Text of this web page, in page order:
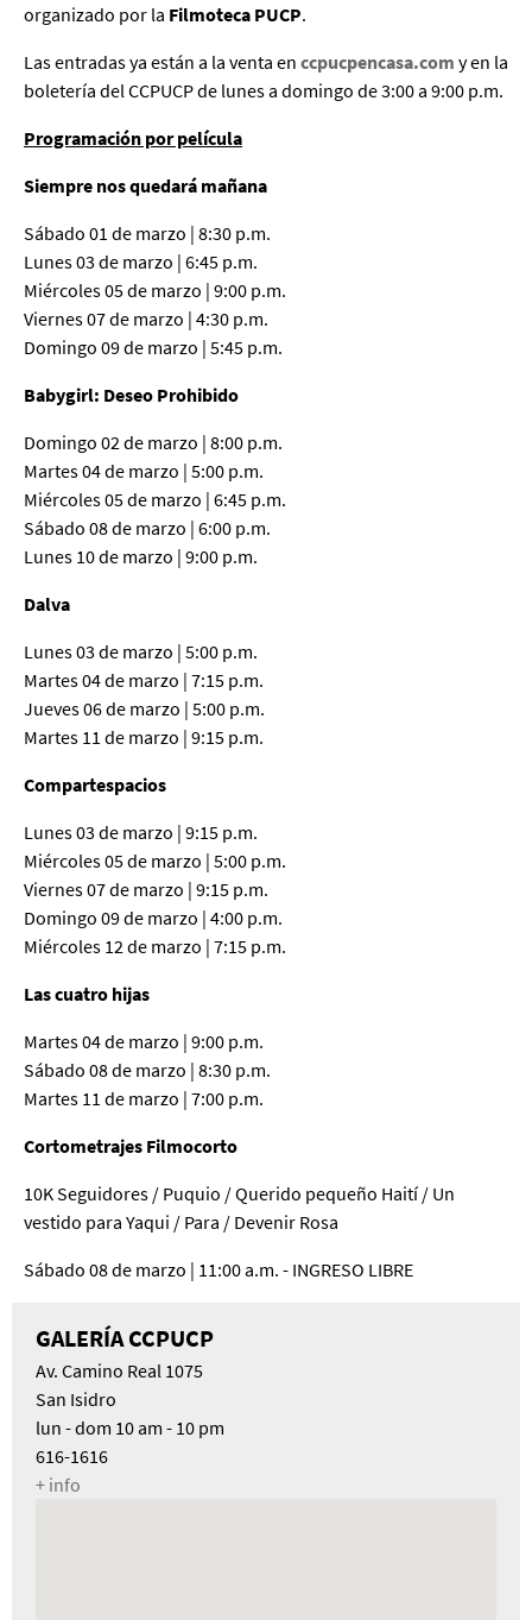
organizado por la Filmoteca PUCP.
Las entradas ya están a la venta en ccpucpencasa.com y en la
boletería del CCPUCP de lunes a domingo de 3:00 a 9:00 p.m.
Programación por película
Siempre nos quedará mañana
Sábado 01 de marzo | 8:30 p.m.
Lunes 03 de marzo | 6:45 p.m.
Miércoles 05 de marzo | 9:00 p.m.
Viernes 07 de marzo | 4:30 p.m.
Domingo 09 de marzo | 5:45 p.m.
Babygirl: Deseo Prohibido
Domingo 02 de marzo | 8:00 p.m.
Martes 04 de marzo | 5:00 p.m.
Miércoles 05 de marzo | 6:45 p.m.
Sábado 08 de marzo | 6:00 p.m.
Lunes 10 de marzo | 9:00 p.m.
Dalva
Lunes 03 de marzo | 5:00 p.m.
Martes 04 de marzo | 7:15 p.m.
Jueves 06 de marzo | 5:00 p.m.
Martes 11 de marzo | 9:15 p.m.
Compartespacios
Lunes 03 de marzo | 9:15 p.m.
Miércoles 05 de marzo | 5:00 p.m.
Viernes 07 de marzo | 9:15 p.m.
Domingo 09 de marzo | 4:00 p.m.
Miércoles 12 de marzo | 7:15 p.m.
Las cuatro hijas
Martes 04 de marzo | 9:00 p.m.
Sábado 08 de marzo | 8:30 p.m.
Martes 11 de marzo | 7:00 p.m.
Cortometrajes Filmocorto
10K Seguidores / Puquio / Querido pequeño Haití / Un
vestido para Yaqui / Para / Devenir Rosa
Sábado 08 de marzo | 11:00 a.m. - INGRESO LIBRE
GALERÍA CCPUCP
Av. Camino Real 1075
San Isidro
lun - dom 10 am - 10 pm
616-1616
+ info